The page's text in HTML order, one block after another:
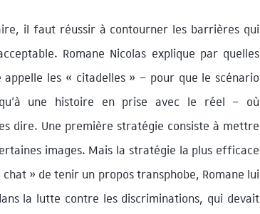
il faut réussir à contourner les barrières qui
Romane Nicolas explique par quelles
les « citadelles » – pour que le scénario
une histoire en prise avec le réel – où
dire. Une première stratégie consiste à mettre
images. Mais la stratégie la plus efficace
» de tenir un propos transphobe, Romane lui
la lutte contre les discriminations, qui devait